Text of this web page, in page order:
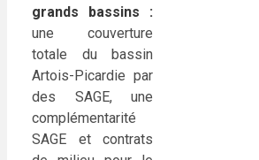
grands bassins :
une couverture
totale du bassin
Artois-Picardie par
des SAGE, une
complémentarité
SAGE et contrats